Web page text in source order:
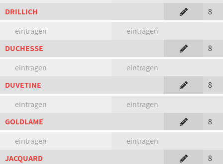
DRILLICH
8
eintragen
eintragen
DUCHESSE
8
eintragen
eintragen
DUVETINE
8
eintragen
eintragen
GOLDLAME
8
eintragen
eintragen
JACQUARD
8